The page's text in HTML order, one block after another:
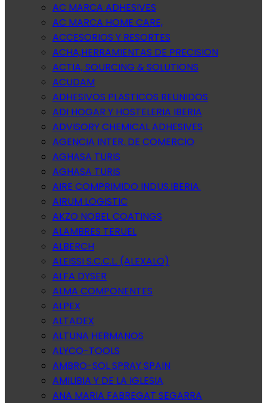
AC MARCA ADHESIVES
AC MARCA HOME CARE,
ACCESORIOS Y RESORTES
ACHA,HERRAMIENTAS DE PRECISION
ACTIA, SOURCING & SOLUTIONS
ACUDAM
ADHESIVOS PLASTICOS REUNIDOS
ADI HOGAR Y HOSTELERIA IBERIA
ADVISORY CHEMICAL ADHESIVES
AGENCIA INTER. DE COMERCIO
AGHASA TURIS
AGHASA TURIS
AIRE COMPRIMIDO INDUS.IBERIA.
AIRUM LOGISTIC
AKZO NOBEL COATINGS
ALAMBRES TERUEL
ALBERCH
ALEISSI S.C.C.L. (ALEXALO)
ALFA DYSER
ALMA COMPONENTES
ALPEX
ALTADEX
ALTUNA HERMANOS
ALYCO-TOOLS
AMBRO-SOL SPRAY SPAIN
AMILIBIA Y DE LA IGLESIA
ANA MARIA FABREGAT SEGARRA